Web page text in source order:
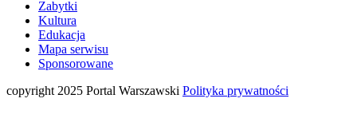
Zabytki
Kultura
Edukacja
Mapa serwisu
Sponsorowane
copyright 2025 Portal Warszawski Polityka prywatności